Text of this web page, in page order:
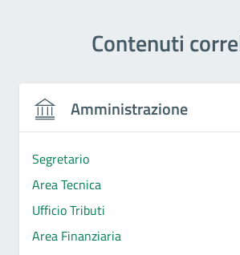
Contenuti
Amministrazione
Segretario
Area Tecnica
Ufficio Tributi
Area Finanziaria